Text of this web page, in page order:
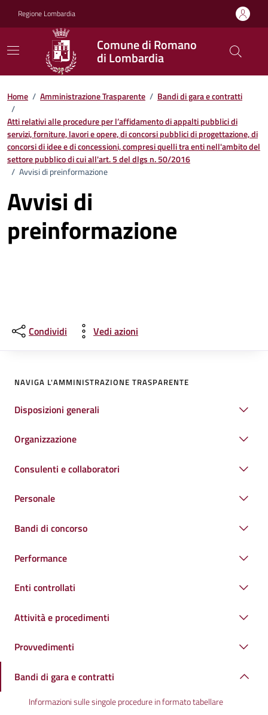
Regione Lombardia
Comune di Romano
di Lombardia
Home / Amministrazione Trasparente / Bandi di gara e contratti
/
Atti relativi alle procedure per l’affidamento di appalti pubblici di
servizi, forniture, lavori e opere, di concorsi pubblici di progettazione, di
concorsi di idee e di concessioni, compresi quelli tra enti nell'ambito del
settore pubblico di cui all'art. 5 del dlgs n. 50/2016
/ Avvisi di preinformazione
Avvisi di
preinformazione
Condividi Vedi azioni
NAVIGA L'AMMINISTRAZIONE TRASPARENTE
Disposizioni generali
Organizzazione
Consulenti e collaboratori
Personale
Bandi di concorso
Performance
Enti controllati
Attività e procedimenti
Provvedimenti
Bandi di gara e contratti
Informazioni sulle singole procedure in formato tabellare